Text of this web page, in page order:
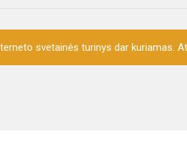
svetainės turinys dar kuriamas.